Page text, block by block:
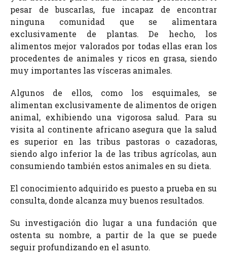
pesar de buscarlas, fue incapaz de encontrar
ninguna comunidad que se alimentara
exclusivamente de plantas. De hecho, los
alimentos mejor valorados por todas ellas eran los
procedentes de animales y ricos en grasa, siendo
muy importantes las vísceras animales.
Algunos de ellos, como los esquimales, se
alimentan exclusivamente de alimentos de origen
animal, exhibiendo una vigorosa salud. Para su
visita al continente africano asegura que la salud
es superior en las tribus pastoras o cazadoras,
siendo algo inferior la de las tribus agrícolas, aun
consumiendo también estos animales en su dieta.
El conocimiento adquirido es puesto a prueba en su
consulta, donde alcanza muy buenos resultados.
Su investigación dio lugar a una fundación que
ostenta su nombre, a partir de la que se puede
seguir profundizando en el asunto.